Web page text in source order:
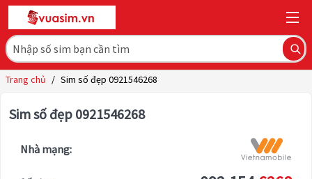
Trang chủ / Sim số đẹp 0921546268
Sim số đẹp 0921546268
Nhà mạng: